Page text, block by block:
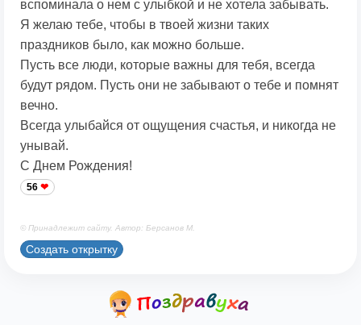
вспоминала о нем с улыбкой и не хотела забывать.
Я желаю тебе, чтобы в твоей жизни таких
праздников было, как можно больше.
Пусть все люди, которые важны для тебя, всегда
будут рядом. Пусть они не забывают о тебе и помнят
вечно.
Всегда улыбайся от ощущения счастья, и никогда не
унывай.
С Днем Рождения!
56
© Принадлежит сайту. Автор: Берсанов М.
Создать открытку